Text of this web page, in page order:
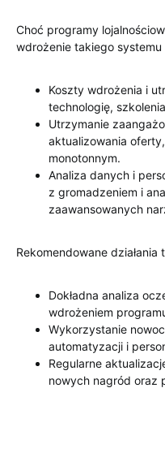
Choć programy
wdrożenie takiego
Koszty wdrożenia i
technologię,
Utrzymanie
aktualizowania
monotonnym.
Analiza danych i
z gromadzeniem i
zaawansowanych
Rekomendowane działania
Dokładna analiza
wdrożeniem
Wykorzystanie
automatyzacji i
Regularne
nowych nagród oraz